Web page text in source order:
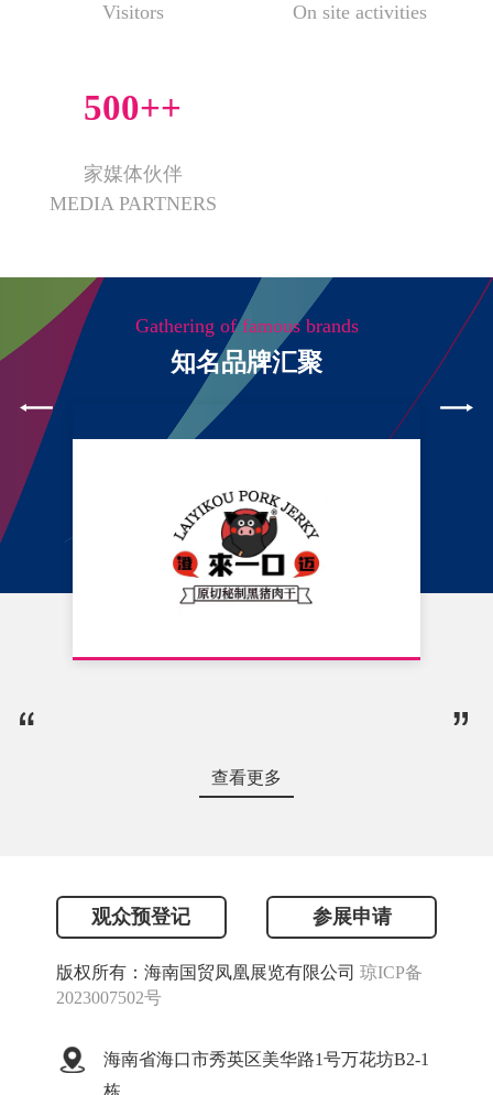
Visitors
On site activities
500++
家媒体伙伴
MEDIA PARTNERS
Gathering of famous brands
知名品牌汇聚
查看更多
观众预登记 参展申请
版权所有：海南国贸凤凰展览有限公司 琼ICP备
2023007502号
海南省海口市秀英区美华路1号万花坊B2-1
栋